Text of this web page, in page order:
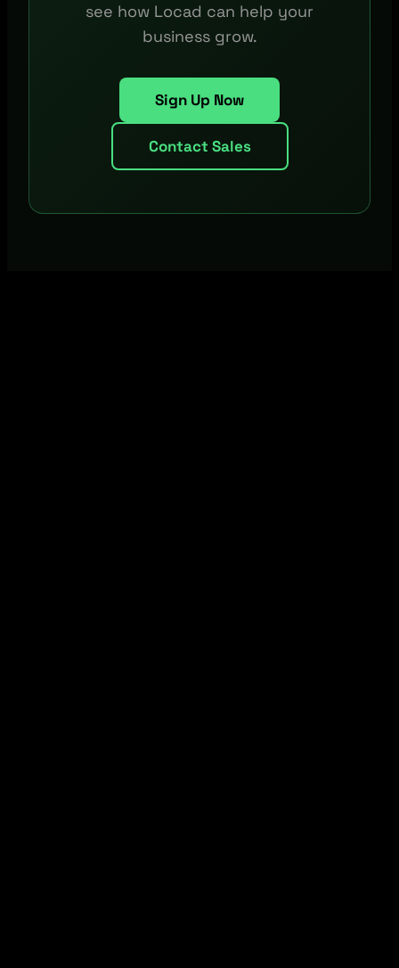
see how Locad can help your
business grow.
Sign Up Now
Contact Sales